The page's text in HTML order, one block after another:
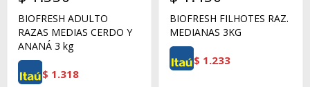
BIOFRESH ADULTO
RAZAS MEDIAS CERDO Y
ANANÁ 3 kg
$ 1.318
BIOFRESH FILHOTES RAZ.
MEDIANAS 3KG
$ 1.233